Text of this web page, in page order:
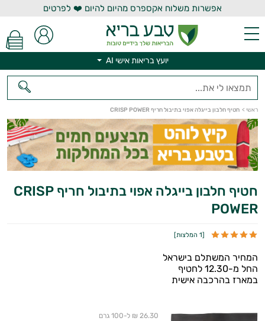
אפשרות משלוח אקספרס מהיום להיום ❤️ לפרטים
יועץ בריאות אישי AI
ראשי > חטיף חלבון בייגלה אפוי בתיבול חריף CRISP POWER
חטיף חלבון בייגלה אפוי בתיבול חריף CRISP
POWER
[1 המלצות ]
המחיר המשתלם בישראל
החל מ-12.30 לחטיף
במארז בהרכבה אישית
26.30 ₪ ל-100 גרם
יועץ בריאות אישי AI